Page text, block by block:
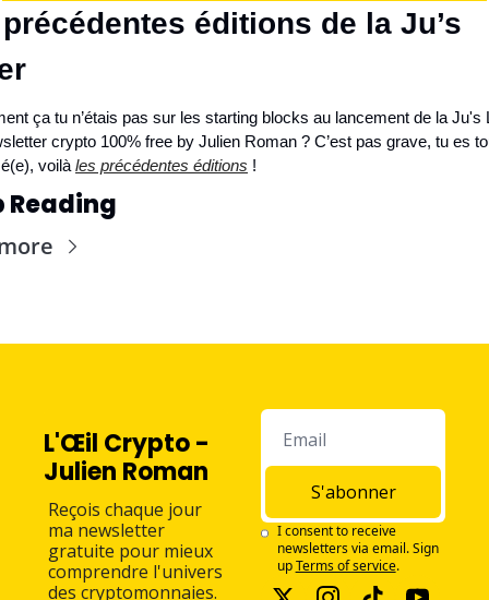
éditions de la Ju’s
ça tu n’étais pas sur les starting blocks au lancement de la Ju's
crypto 100% free by Julien Roman ? C’est pas grave, tu es
voilà les précédentes éditions !
Reading
L'Œil Crypto -
Julien Roman
Reçois chaque jour
ma newsletter
gratuite pour mieux
comprendre l'univers
des cryptomonnaies.
S'abonner
I consent to receive
newsletters via email. Sign
up Terms of service.